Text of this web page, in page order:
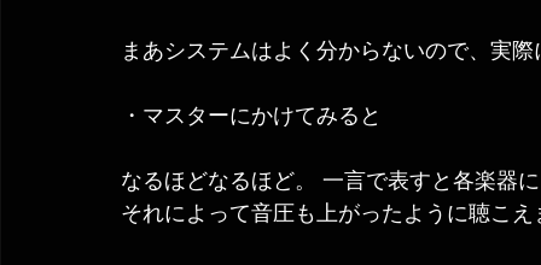
まあシステムはよく分からないので、実
・マスターにかけてみると
なるほどなるほど。 一言で表すと各楽器
それによって音圧も上がったように聴こ